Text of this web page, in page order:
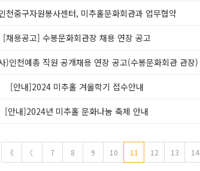
천중구자원봉사센터, 미추홀문화회관과 업무협약
[채용공고] 수봉문화회관장 채용 연장 공고
)인천예총 직원 공개채용 연장 공고(수봉문화회관 관장)
[안내]2024 미추홀 겨울학기 접수안내
[안내]2024년 미추홀 문화나눔 축제 안내
《 〈 7 8 9 10 11 12 13 14